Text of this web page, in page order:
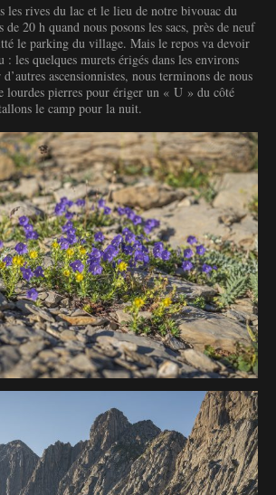
les rives du lac et le lieu de notre bivouac du
20 h quand nous posons les sacs, près de neuf
le parking du village. Mais le repos va devoir
: les quelques murets érigés dans les environs
ascensionnistes, nous terminons de nous
lourdes pierres pour ériger un « U » du côté
le camp pour la nuit.